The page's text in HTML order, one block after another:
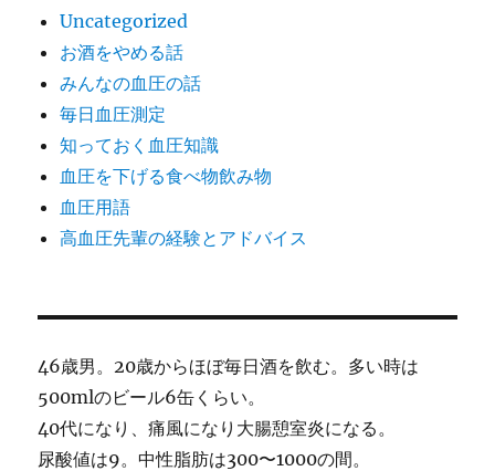
Uncategorized
お酒をやめる話
みんなの血圧の話
毎日血圧測定
知っておく血圧知識
血圧を下げる食べ物飲み物
血圧用語
高血圧先輩の経験とアドバイス
46歳男。20歳からほぼ毎日酒を飲む。多い時は
500mlのビール6缶くらい。
40代になり、痛風になり大腸憩室炎になる。
尿酸値は9。中性脂肪は300〜1000の間。